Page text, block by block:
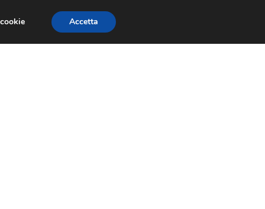
Accetta